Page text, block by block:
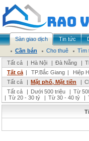
Sàn giao dịch Tin tức
Cần bán
Cho thuê
Tìm
Tất cả
| Hà Nội | Đà Nẵng |
Tất cả | TP.Bắc Giang | Hiệp
Tất cả
| Mặt phố, Mặt tiền |
Tất cả
| Dưới 500 triệu | Từ
| Từ 20 - 30 tỷ | Từ 30 - 40 tỷ |